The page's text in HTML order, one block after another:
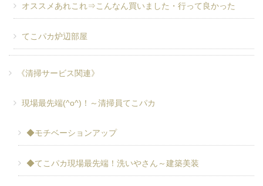
オススメあれこれ⇒こんなん買いました・行って良かった
てこパカ炉辺部屋
《清掃サービス関連》
現場最先端(^o^)！～清掃員てこパカ
◆モチベーションアップ
◆てこパカ現場最先端！洗いやさん～建築美装